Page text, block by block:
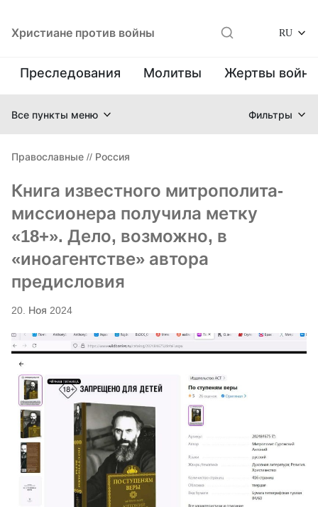
Христиане против войны RU
Преследования Молитвы Жертвы
Все пункты меню Фильтры
Православные // Россия
Книга известного митрополита-
миссионера получила метку
«18+». Дело, возможно, в
«иноагентстве» автора
предисловия
20. Ноя 2024